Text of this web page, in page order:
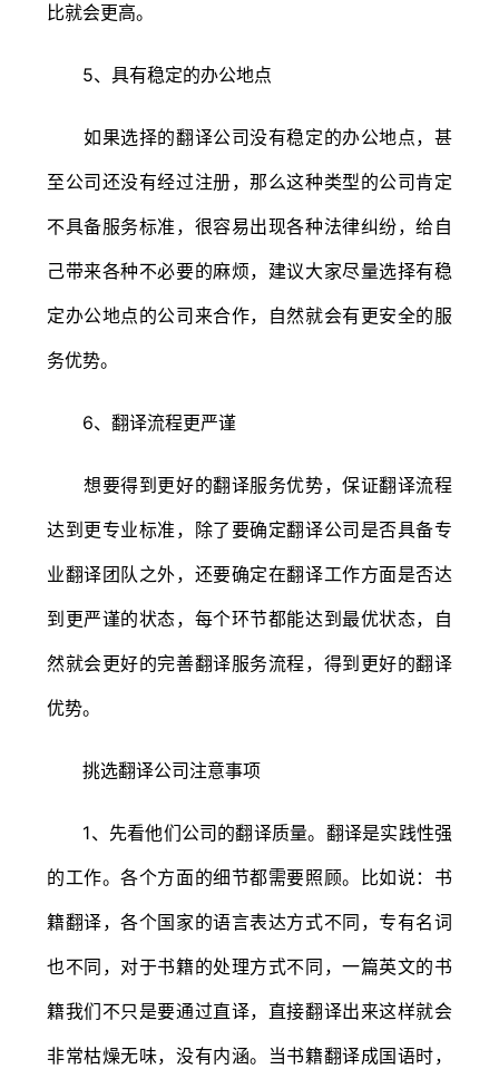
比就会更高。
5、具有稳定的办公地点
如果选择的翻译公司没有稳定的办公地点，甚
至公司还没有经过注册，那么这种类型的公司肯定
不具备服务标准，很容易出现各种法律纠纷，给自
己带来各种不必要的麻烦，建议大家尽量选择有稳
定办公地点的公司来合作，自然就会有更安全的服
务优势。
6、翻译流程更严谨
想要得到更好的翻译服务优势，保证翻译流程
达到更专业标准，除了要确定翻译公司是否具备专
业翻译团队之外，还要确定在翻译工作方面是否达
到更严谨的状态，每个环节都能达到最优状态，自
然就会更好的完善翻译服务流程，得到更好的翻译
优势。
挑选翻译公司注意事项
1、先看他们公司的翻译质量。翻译是实践性强
的工作。各个方面的细节都需要照顾。比如说：书
籍翻译，各个国家的语言表达方式不同，专有名词
也不同，对于书籍的处理方式不同，一篇英文的书
籍我们不只是要通过直译，直接翻译出来这样就会
非常枯燥无味，没有内涵。当书籍翻译成国语时，